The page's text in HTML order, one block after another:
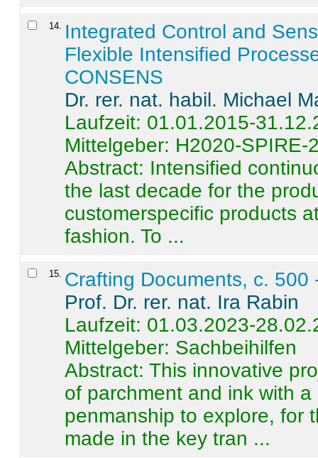
14
Integrated Control and
Flexible Intensified
CONSENS
Dr. rer. nat. habil. Michael
Laufzeit: 01.01.2015-
Mittelgeber: H2020-SPIRE-
Abstract: Intensified
the last decade for the
customerspecific products
fashion. To ...
15 Crafting Documents, c. 500
Prof. Dr. rer. nat. Ira Rabin
Laufzeit: 01.03.2023-
Mittelgeber: Sachbeihilfen
Abstract:This innovative
of parchment and ink with
penmanship to explore, for
made in the key tran ...